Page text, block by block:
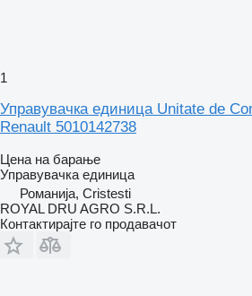
1
Управувачка единица Unitate de
Renault 5010142738
Цена на барање
Управувачка единица
Романија, Cristesti
ROYAL DRU AGRO S.R.L.
Контактирајте го продавачот